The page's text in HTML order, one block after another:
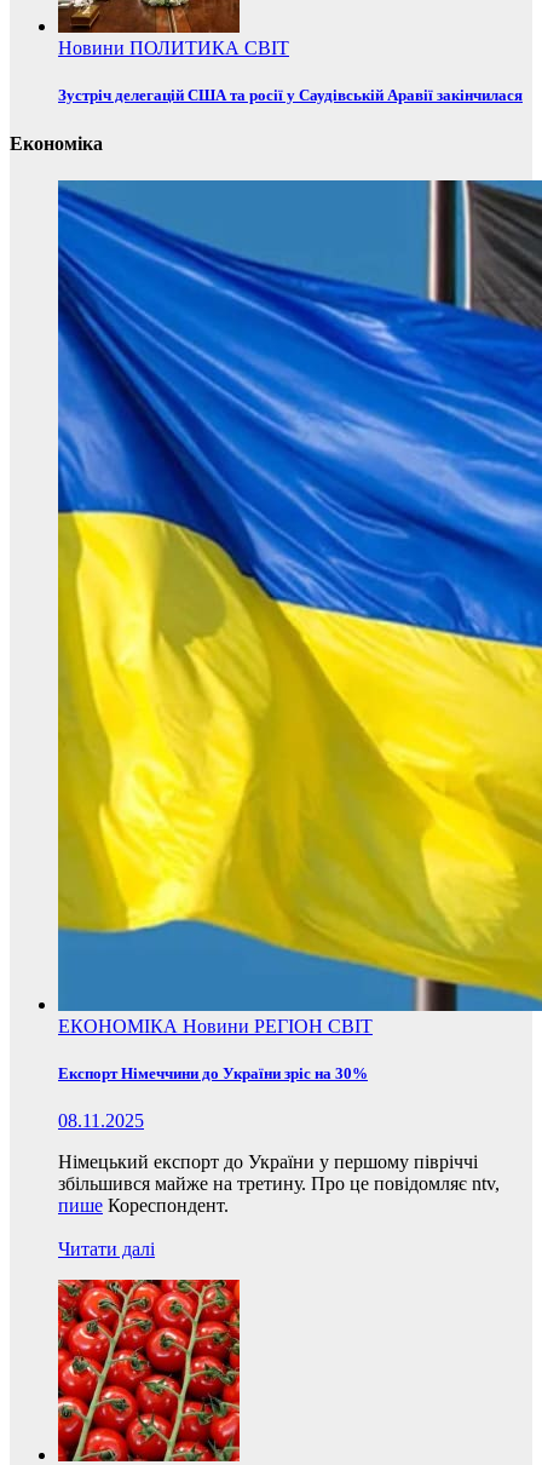
Новини ПОЛИТИКА СВІТ
Зустріч делегацій США та росії у Саудівській Аравії закінчилася
Економіка
ЕКОНОМІКА Новини РЕГІОН СВІТ
Експорт Німеччини до України зріс на 30%
08.11.2025
Німецький експорт до України у першому півріччі
збільшився майже на третину. Про це повідомляє ntv,
пише Кореспондент.
Читати далі